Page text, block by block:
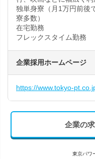
独単身寮（月1万円前後
寮多数）
在宅勤務
フレックスタイム勤務
企業採用ホームページ
https://www.tokyo-
企業の
東京パワ